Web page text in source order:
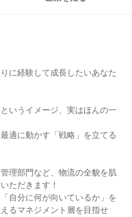
に経験して成長したいあなた
いうイメージ、実はほんの一
適に動かす「戦略」を立てる
理部門など、物流の全貌を肌
ただきます！
自分に何が向いているか」を
るマネジメント層を目指せ